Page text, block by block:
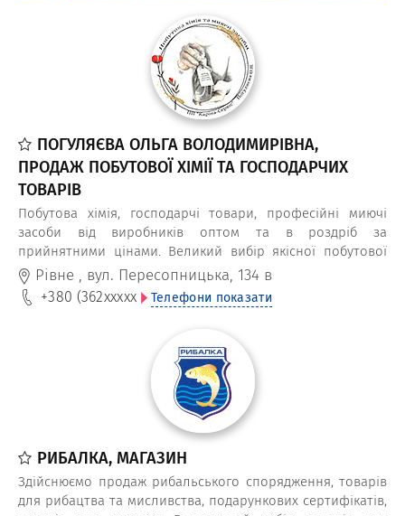
ПОГУЛЯЄВА ОЛЬГА ВОЛОДИМИРІВНА,
ПРОДАЖ ПОБУТОВОЇ ХІМІЇ ТА ГОСПОДАРЧИХ
ТОВАРІВ
Побутова хімія, господарчі товари, професійні миючі
засоби від виробників оптом та в роздріб за
прийнятними цінами. Великий вибір якісної побутової
хімії – надійний постачальник.
Рівне , вул. Пересопницька, 134 в
+380 (362xxxxx Телефони показати
РИБАЛКА, МАГАЗИН
Здійснюємо продаж рибальського спорядження, товарів
для рибацтва та мисливства, подарункових сертифікатів,